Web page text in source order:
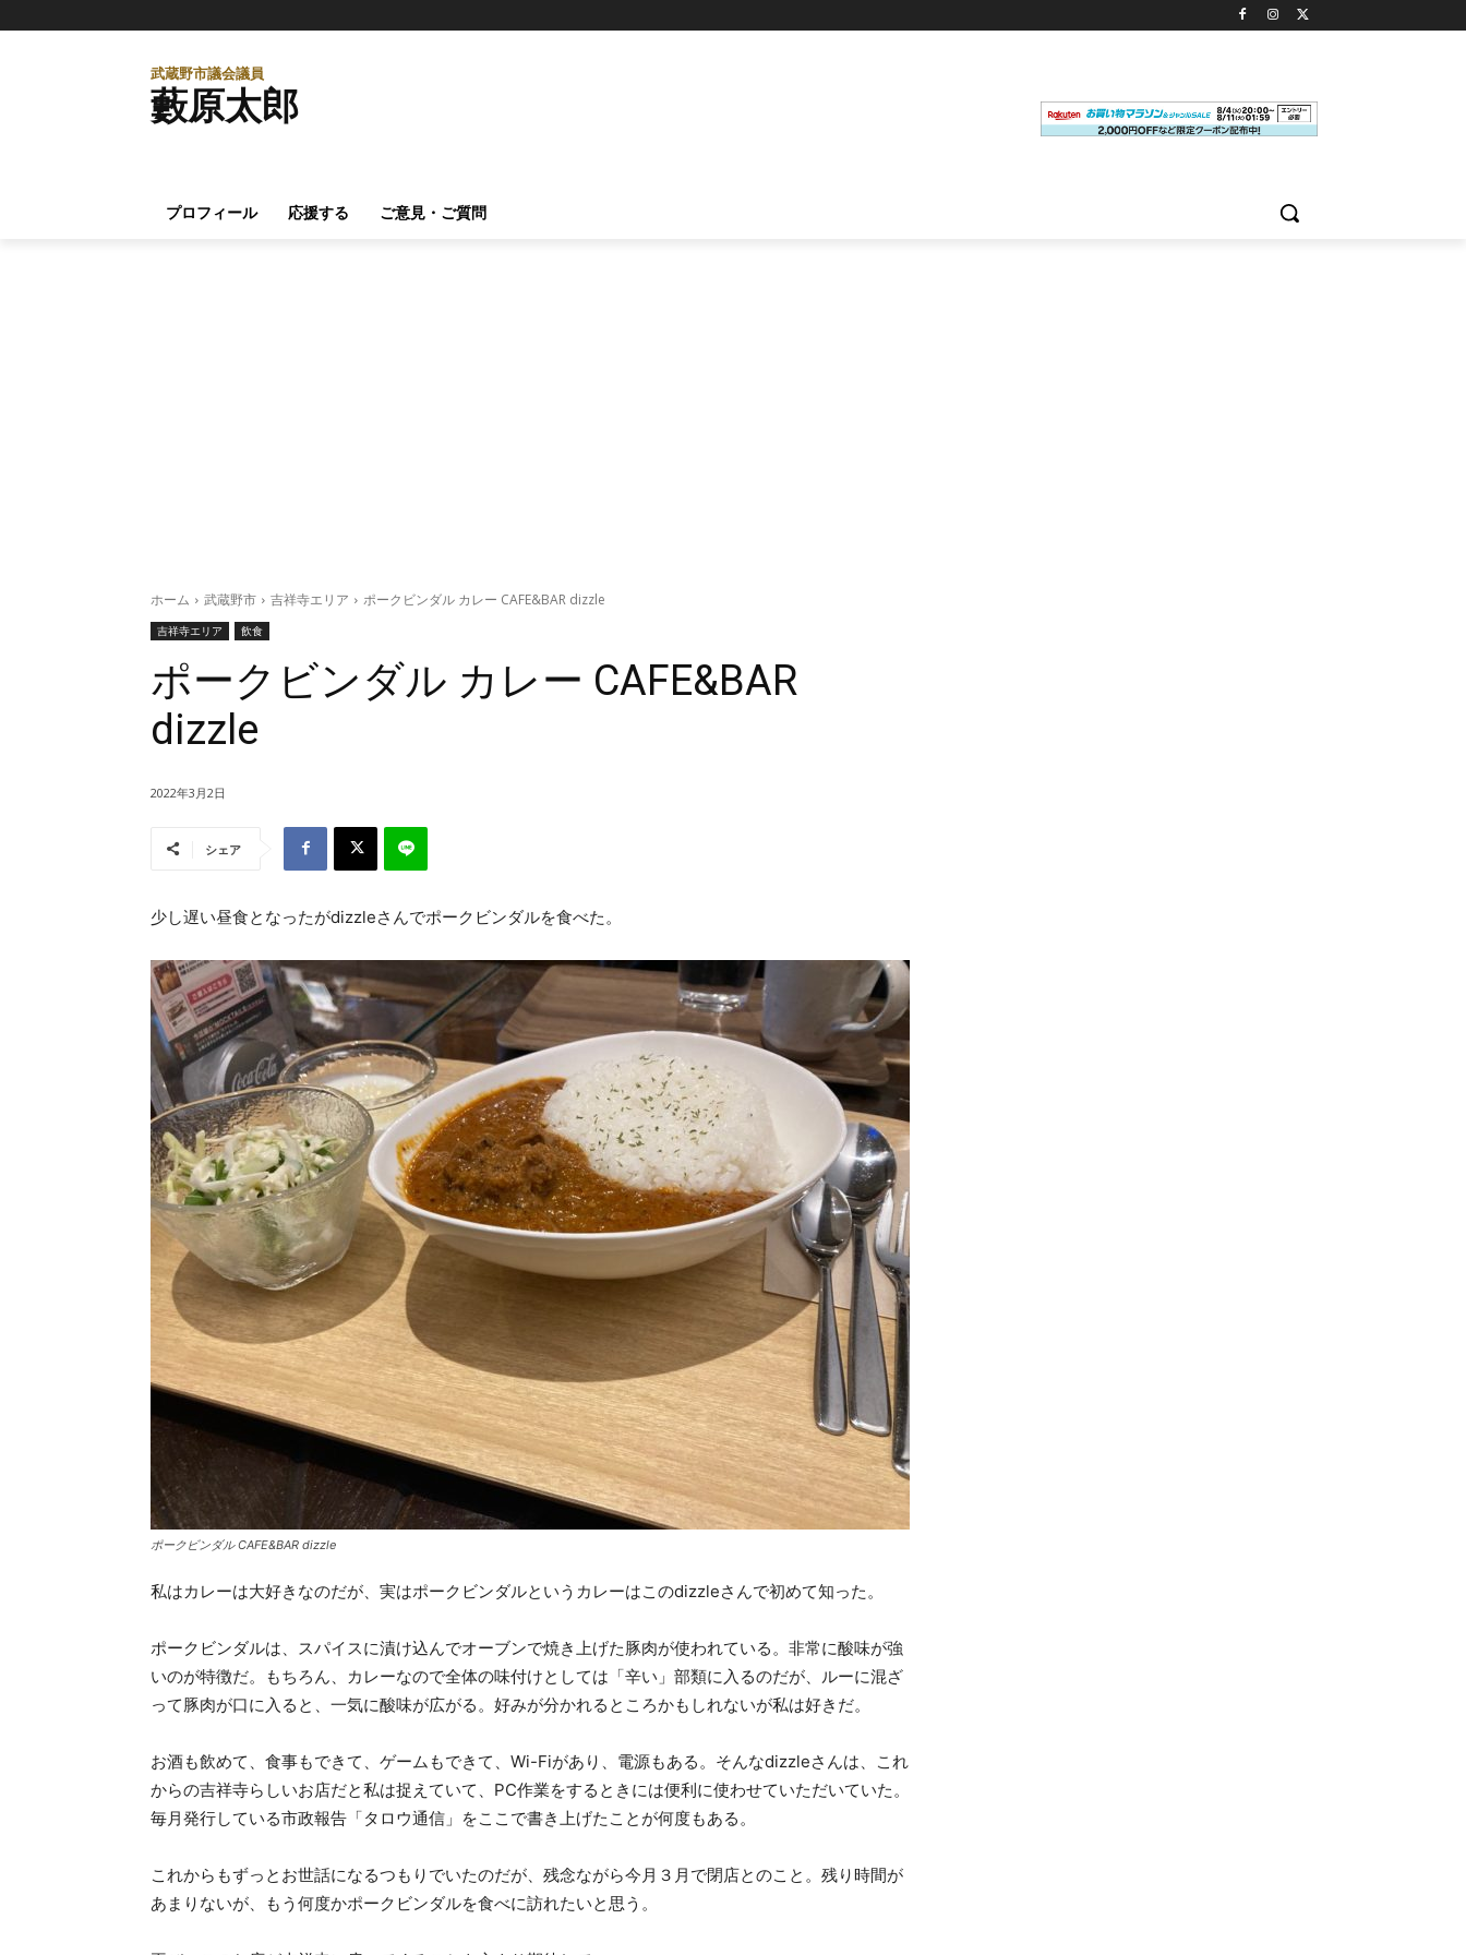
武蔵野市議会議員
藪原太郎
プロフィール 応援する ご意見・ご質問
ホーム 武蔵野市 吉祥寺エリア ポークビンダル カレー CAFE&BAR dizzle
吉祥寺エリア 飲食
ポークビンダル カレー CAFE&BAR
dizzle
2022年3月2日
シェア
少し遅い昼食となったがdizzleさんでポークビンダルを食べた。
ポークビンダル CAFE&BAR dizzle
私はカレーは大好きなのだが、実はポークビンダルというカレーはこのdizzleさんで初めて知った。
ポークビンダルは、スパイスに漬け込んでオーブンで焼き上げた豚肉が使われている。非常に酸味が強
いのが特徴だ。もちろん、カレーなので全体の味付けとしては「辛い」部類に入るのだが、ルーに混ざ
って豚肉が口に入ると、一気に酸味が広がる。好みが分かれるところかもしれないが私は好きだ。
お酒も飲めて、食事もできて、ゲームもできて、Wi-Fiがあり、電源もある。そんなdizzleさんは、これ
からの吉祥寺らしいお店だと私は捉えていて、PC作業をするときには便利に使わせていただいていた。
毎月発行している市政報告「タロウ通信」をここで書き上げたことが何度もある。
これからもずっとお世話になるつもりでいたのだが、残念ながら今月３月で閉店とのこと。残り時間が
あまりないが、もう何度かポークビンダルを食べに訪れたいと思う。